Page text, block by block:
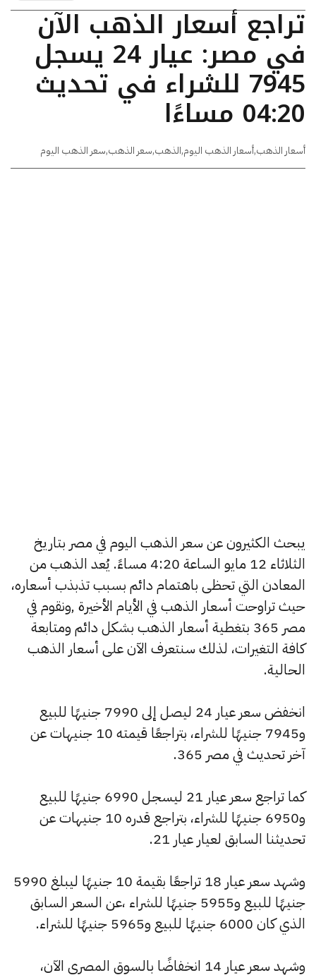
تراجع أسعار الذهب الآن
في مصر: عيار 24 يسجل
7945 للشراء في تحديث
04:20 مساءًا
أسعار الذهب,أسعار الذهب اليوم,الذهب,سعر الذهب,سعر الذهب اليوم
يبحث الكثيرون عن سعر الذهب اليوم في مصر بتاريخ
الثلاثاء 12 مايو الساعة 4:20 مساءً. يُعد الذهب من
المعادن التي تحظى باهتمام دائم بسبب تذبذب أسعاره،
حيث تراوحت أسعار الذهب في الأيام الأخيرة ,ونقوم في
مصر 365 بتغطية أسعار الذهب بشكل دائم ومتابعة
كافة التغيرات، لذلك سنتعرف الآن على أسعار الذهب
الحالية.
انخفض سعر عيار 24 ليصل إلى 7990 جنيهًا للبيع
و7945 جنيهًا للشراء، بتراجعًا قيمته 10 جنيهات عن
آخر تحديث في مصر 365.
كما تراجع سعر عيار 21 ليسجل 6990 جنيهًا للبيع
و6950 جنيهًا للشراء، بتراجع قدره 10 جنيهات عن
تحديثنا السابق لعيار عيار 21.
وشهد سعر عيار 18 تراجعًا بقيمة 10 جنيهًا ليبلغ 5990
جنيهًا للبيع و5955 جنيهًا للشراء ،عن السعر السابق
الذي كان 6000 جنيهًا للبيع و5965 جنيهًا للشراء.
وشهد سعر عيار 14 انخفاضًا بالسوق المصري الآن،